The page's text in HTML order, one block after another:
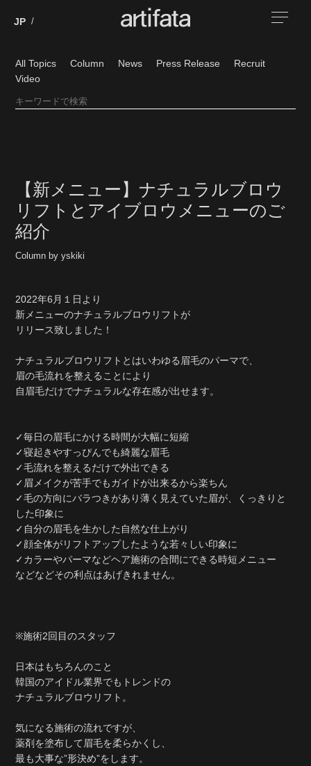
All Topics Column News Press Release
Recruit
Video
【新メニュー】ナチュラルブロウ
リフトとアイブロウメニューのご
紹介
Column by yskiki
2022年6月１日より
新メニューのナチュラルブロウリフトが
リリース致しました！
ナチュラルブロウリフトとはいわゆる眉毛のパーマで、
眉の毛流れを整えることにより
自眉毛だけでナチュラルな存在感が出せます。
✓毎日の眉毛にかける時間が大幅に短縮
✓寝起きやすっぴんでも綺麗な眉毛
✓毛流れを整えるだけで外出できる
✓眉メイクが苦手でもガイドが出来るから楽ちん
✓毛の方向にバラつきがあり薄く見えていた眉が、くっきりと
した印象に
✓自分の眉毛を生かした自然な仕上がり
✓顔全体がリフトアップしたような若々しい印象に
✓カラーやパーマなどヘア施術の合間にできる時短メニュー
などなどその利点はあげきれません。
※施術2回目のスタッフ
日本はもちろんのこと
韓国のアイドル業界でもトレンドの
ナチュラルブロウリフト。
気になる施術の流れですが、
薬剤を塗布して眉毛を柔らかくし、
最も大事な”形決め”をします。